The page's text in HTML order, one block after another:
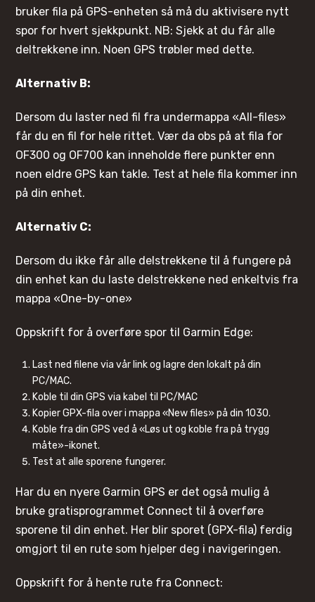
bruker fila på GPS-enheten så må du aktivisere nytt
spor for hvert sjekkpunkt. NB: Sjekk at du får alle
deltrekkene inn. Noen GPS trøbler med dette.
Alternativ B:
Dersom du laster ned fil fra undermappa «All-files»
får du en fil for hele rittet. Vær da obs på at fila for
OF300 og OF700 kan inneholde flere punkter enn
noen eldre GPS kan takle. Test at hele fila kommer inn
på din enhet.
Alternativ C:
Dersom du ikke får alle delstrekkene til å fungere på
din enhet kan du laste delstrekkene ned enkeltvis fra
mappa «One-by-one»
Oppskrift for å overføre spor til Garmin Edge:
Last ned filene via vår link og lagre den lokalt på din
PC/MAC.
Koble til din GPS via kabel til PC/MAC
Kopier GPX-fila over i mappa «New files» på din 1030.
Koble fra din GPS ved å «Løs ut og koble fra på trygg
måte»-ikonet.
Test at alle sporene fungerer.
Har du en nyere Garmin GPS er det også mulig å
bruke gratisprogrammet Connect til å overføre
sporene til din enhet. Her blir sporet (GPX-fila) ferdig
omgjort til en rute som hjelper deg i navigeringen.
Oppskrift for å hente rute fra Connect: